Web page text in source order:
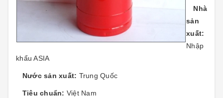
Nhà
sản
xuất:
Nhập
khẩu ASIA
Nước sản xuất: Trung Quốc
Tiêu chuẩn: Việt Nam